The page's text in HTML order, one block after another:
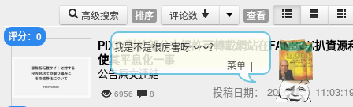
高级搜索 排序 评论数 查看
评分：0
PIXIV對於部分未經許可轉載網站在FANBOX扒資源
使其平息化一事
公告原文連結
6956 8 投稿日期： 2026/3/31
我是不是很厉害呀～～？
| 菜单 |